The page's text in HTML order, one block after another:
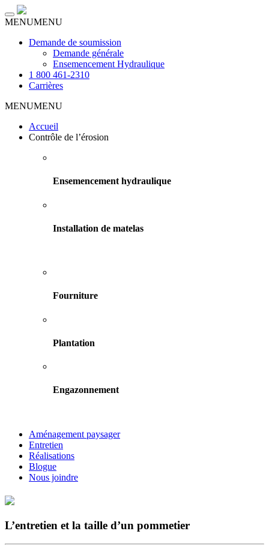
Toggle
navigation
MENUMENU
Demande de soumission
Demande générale
Ensemencement Hydraulique
1 800 461-2310
Carrières
MENUMENU
Accueil
Contrôle de l’érosion
Ensemencement hydraulique
Installation de matelas
Fourniture
Plantation
Engazonnement
Aménagement paysager
Entretien
Réalisations
Blogue
Nous joindre
L’entretien et la taille d’un pommetier